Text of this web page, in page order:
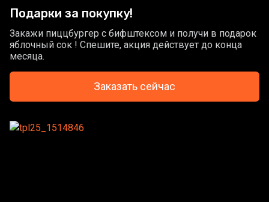
Подарки за покупку!
Закажи пиццбургер с бифштексом и получи в подарок
яблочный сок ! Спешите, акция действует до конца
месяца.
Заказать сейчас